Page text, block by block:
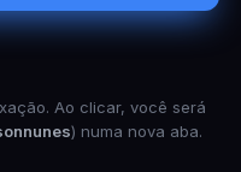
Ao clicar, você será
) numa nova aba.